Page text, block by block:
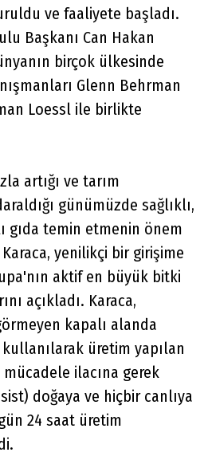
ve faaliyete başladı.
Başkanı Can Hakan
birçok ülkesinde
Glenn Behrman
Loessl ile birlikte
artığı ve tarım
günümüzde sağlıklı,
gıda temin etmenin önem
yenilikçi bir girişime
aktif en büyük bitki
açıkladı. Karaca,
kapalı alanda
üretim yapılan
ilacına gerek
doğaya ve hiçbir canlıya
24 saat üretim